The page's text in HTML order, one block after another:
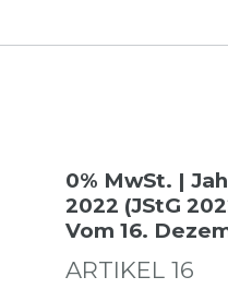
0% MwSt. |
2022 (JStG
Vom 16.
ARTIKEL 16